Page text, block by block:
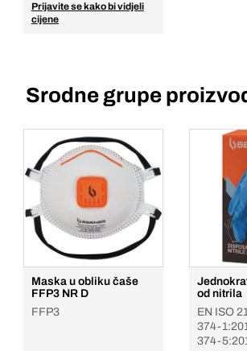
Prijavite se kako bi vidjeli
cijene
Srodne grupe
Maska u obliku čaše
FFP3 NR D
FFP3
od nitrila
EN ISO
374-
374-